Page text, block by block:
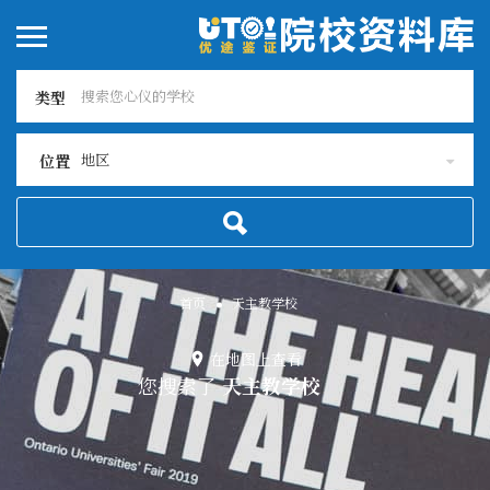
类型
位置 地区
首页 天主教学校
在地图上查看
您搜索了天主教学校